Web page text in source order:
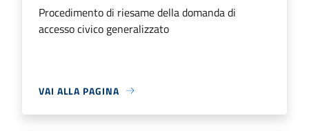
Procedimento di riesame della domanda di
accesso civico generalizzato
VAI ALLA PAGINA